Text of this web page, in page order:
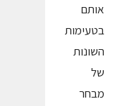
אותם
בטעימות
השונות
של
מבחר